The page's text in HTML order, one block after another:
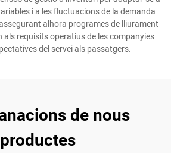
i a les fluctuacions de la demanda
alhora programes de lliurament
als requisits operatius de les companyies
del servei als passatgers.
de nous
productes